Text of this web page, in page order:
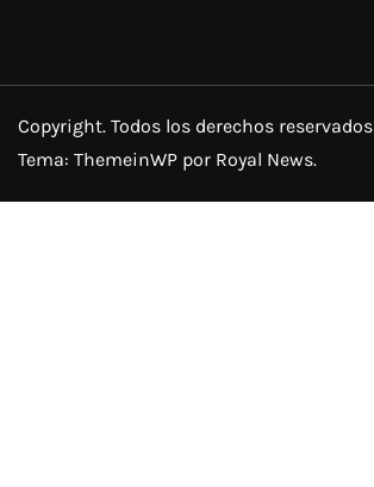
Copyright. Todos los derechos reservados
Tema: ThemeinWP por Royal News.